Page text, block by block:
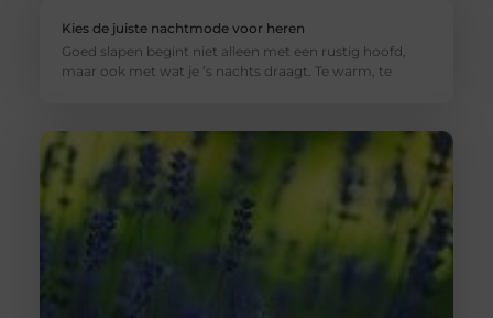
Kies de juiste nachtmode voor heren
Goed slapen begint niet alleen met een rustig hoofd,
maar ook met wat je ’s nachts draagt. Te warm, te